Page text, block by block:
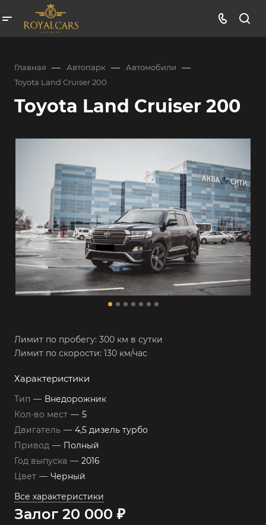
Главная — Автопарк — Автомобили —
Toyota Land Cruiser 200
Toyota Land Cruiser 200
Лимит по пробегу: 300 км в сутки
Лимит по скорости: 130 км/час
Характеристики
Тип — Внедорожник
Кол-во мест — 5
Двигатель — 4,5 дизель турбо
Привод — Полный
Год выпуска — 2016
Цвет — Черный
Все характеристики
Залог 20 000 ₽